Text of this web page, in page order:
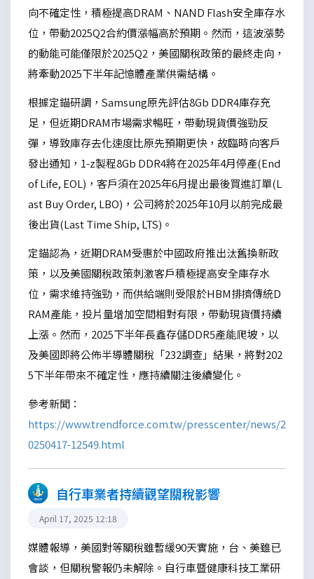
向不確定性，積極提高DRAM、NAND Flash安全庫存水
位，帶動2025Q2合約價漲幅高於預期。然而，這波漲勢
的動能可能僅限於2025Q2，美國關稅政策的最終走向，
將牽動2025下半年記憶體產業供需結構。
根據定錨研調，Samsung原先評估8Gb DDR4庫存充
足，但近期DRAM市場需求暢旺，帶動現貨價強勁反
彈，導致庫存去化速度比原先預期更快，故臨時向客戶
發出通知，1-z製程8Gb DDR4將在2025年4月停產(End
of Life, EOL)，客戶須在2025年6月提出最後買進訂單(L
ast Buy Order, LBO)，公司將於2025年10月以前完成最
後出貨(Last Time Ship, LTS)。
定錨認為，近期DRAM受惠於中國政府推出汰舊換新政
策，以及美國關稅政策刺激客戶積極提高安全庫存水
位，需求維持強勁，而供給端則受限於HBM排擠傳統D
RAM產能，投片量增加空間相對有限，帶動現貨價持續
上漲。然而，2025下半年長鑫存儲DDR5產能爬坡，以
及美國即將公佈半導體關稅「232調查」結果，將對202
5下半年帶來不確定性，應持續關注後續變化。
參考新聞：
https://www.trendforce.com.tw/presscenter/news/2
0250417-12549.html
自行車業者持續觀望關稅影響
April 17, 2025 12:18
媒體報導，美國對等關稅雖暫緩90天實施，台、美雖已
會談，但關稅警報仍未解除。自行車暨健康科技工業研